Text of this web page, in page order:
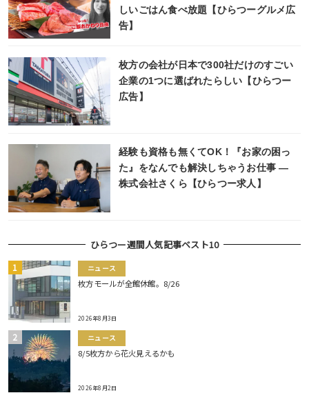
しいごはん食べ放題【ひらつーグルメ広
告】
枚方の会社が日本で300社だけのすごい
企業の1つに選ばれたらしい【ひらつー
広告】
経験も資格も無くてOK！『お家の困っ
た』をなんでも解決しちゃうお仕事 ―
株式会社さくら【ひらつー求人】
ひらつー週間人気記事ベスト10
ニュース
枚方モールが全館休館。8/26
2026年8月3日
ニュース
8/5枚方から花火見えるかも
2026年8月2日